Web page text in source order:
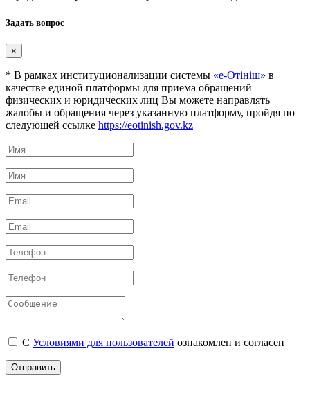
Задать вопрос
×
* В рамках институционализации системы «е-Өтініш» в
качестве единой платформы для приема обращений
физических и юридических лиц Вы можете направлять
жалобы и обращения через указанную платформу, пройдя по
следующей ссылке https://eotinish.gov.kz
С Условиями для пользователей ознакомлен и согласен
Отправить